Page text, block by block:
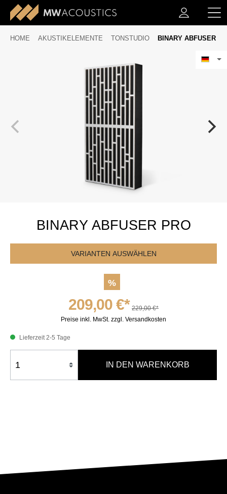
HOME AKUSTIKELEMENTE TONSTUDIO BINARY ABFUSER
BINARY ABFUSER PRO
VARIANTEN AUSWÄHLEN
%
209,00 €* 229,00 €*
Preise inkl. MwSt. zzgl. Versandkosten
Lieferzeit 2-5 Tage
IN DEN WARENKORB